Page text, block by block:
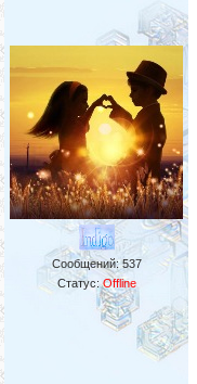
Сообщений:537
Статус:Offline